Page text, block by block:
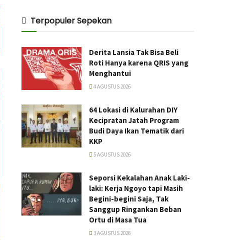
Terpopuler Sepekan
Derita Lansia Tak Bisa Beli
Roti Hanya karena QRIS yang
Menghantui
4 AGUSTUS 2026
64 Lokasi di Kalurahan DIY
Kecipratan Jatah Program
Budi Daya Ikan Tematik dari
KKP
5 AGUSTUS 2026
Seporsi Kekalahan Anak Laki-
laki: Kerja Ngoyo tapi Masih
Begini-begini Saja, Tak
Sanggup Ringankan Beban
Ortu di Masa Tua
3 AGUSTUS 2026